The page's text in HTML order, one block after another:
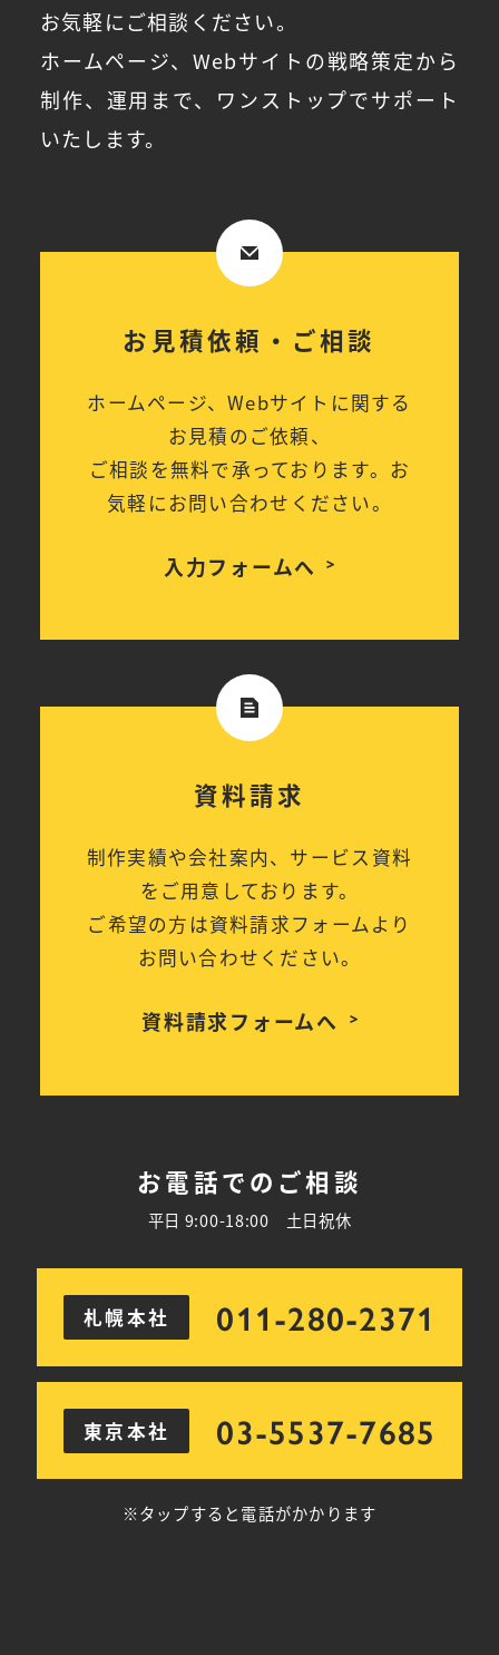
お気軽にご相談ください。
ホームページ、Webサイトの戦略策定から
制作、運用まで、ワンストップでサポート
いたします。
お見積依頼・ご相談
ホームページ、Webサイトに関する
お見積のご依頼、
ご相談を無料で承っております。お
気軽にお問い合わせください。
入力フォームへ
資料請求
制作実績や会社案内、サービス資料
をご用意しております。
ご希望の方は資料請求フォームより
お問い合わせください。
資料請求フォームへ
お電話でのご相談
平日 9:00-18:00 土日祝休
札幌本社 011-280-2371
東京本社 03-5537-7685
※タップすると電話がかかります